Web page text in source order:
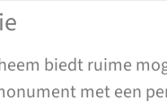
biedt ruime
met een